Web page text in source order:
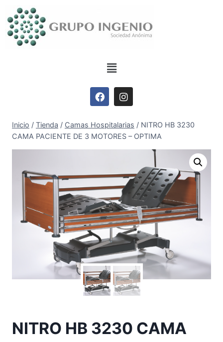
Inicio / Tienda / Camas Hospitalarias / NITRO HB 3230
CAMA PACIENTE DE 3 MOTORES – OPTIMA
NITRO HB 3230 CAMA